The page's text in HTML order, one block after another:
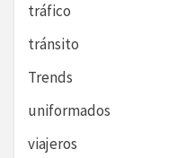
tráfico
tránsito
Trends
uniformados
viajeros